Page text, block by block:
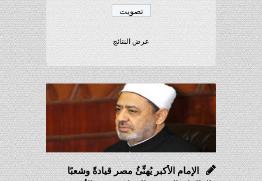
عرض النتائج
الإمام الأكبر يُهنِّئُ مصر قيادةً وشعبًا